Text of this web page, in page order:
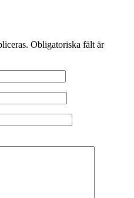
Obligatoriska fält är